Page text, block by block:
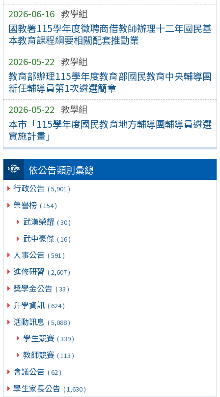
2026-06-16 教學組
國教署115學年度徵聘商借教師辦理十二年國民基
本教育課程綱要相關配套推動業
2026-05-22 教學組
教育部辦理115學年度教育部國民教育中央輔導團
新任輔導員第1次遴選簡章
2026-05-22 教學組
本市「115學年度國民教育地方輔導團輔導員遴選
實施計畫」
依公告類別彙總
行政公告 ( 5,901 )
榮譽榜 ( 154 )
武漢榮耀 ( 30 )
武中豪傑 ( 16 )
人事公告 ( 591 )
進修研習 ( 2,607 )
獎學金公告 ( 33 )
升學資訊 ( 624 )
活動訊息 ( 5,088 )
學生競賽 ( 339 )
教師競賽 ( 113 )
會議公告 ( 62 )
學生家長公告 ( 1,630 )